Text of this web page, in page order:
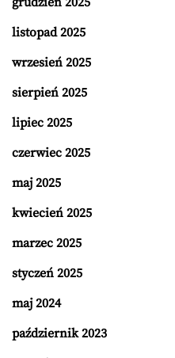
listopad 2025
wrzesień 2025
sierpień 2025
lipiec 2025
czerwiec 2025
maj 2025
kwiecień 2025
marzec 2025
styczeń 2025
maj 2024
październik 2023